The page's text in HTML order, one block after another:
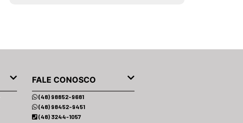
FALE CONOSCO
(48) 98852-9681
(48) 98452-9451
(48) 3244-1057